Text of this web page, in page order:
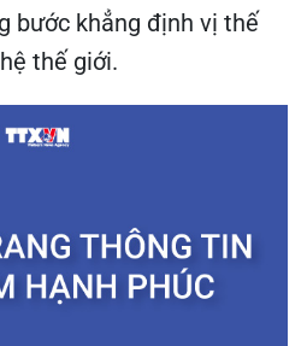
bước khẳng định vị thế
thế giới.